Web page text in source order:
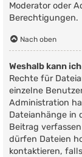
Moderator oder
Berechtigungen.
Nach oben
Weshalb kann
Rechte für
einzelne
Administration
Dateianhänge in
Beitrag
dürfen Dateien
kontaktieren,